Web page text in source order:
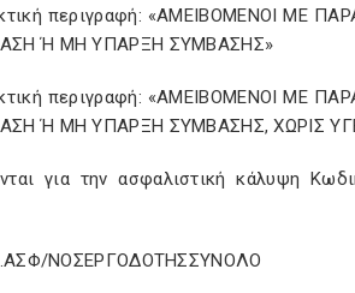
περιγραφή: «ΑΜΕΙΒΟΜΕΝΟΙ ΜΕ
Ή ΜΗ ΥΠΑΡΞΗ ΣΥΜΒΑΣΗΣ»
περιγραφή: «ΑΜΕΙΒΟΜΕΝΟΙ ΜΕ
Ή ΜΗ ΥΠΑΡΞΗ ΣΥΜΒΑΣΗΣ, ΧΩΡΙΣ
για την ασφαλιστική κάλυψη
ΝΟΣΕΡΓΟΔΟΤΗΣΣΥΝΟΛΟ